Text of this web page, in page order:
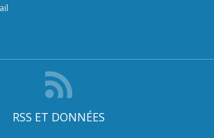
RSS ET DONNÉES